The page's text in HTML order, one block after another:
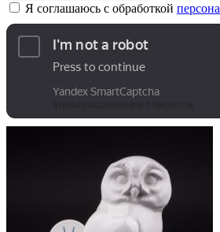
Я соглашаюсь с обработкой